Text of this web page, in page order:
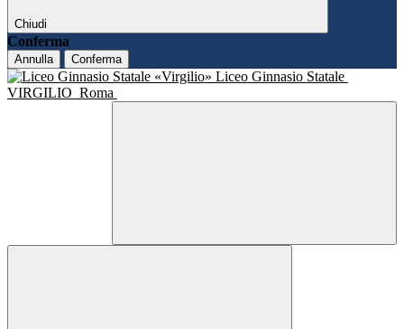
Chiudi
Conferma
Annulla Conferma
Liceo Ginnasio Statale
VIRGILIO Roma